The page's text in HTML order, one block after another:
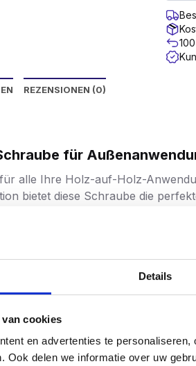
Details
cookies
en advertenties te
Ook delen we informatie over uw
REZENSIONEN (0)
für
alle Ihre Holz-auf-Holz-
bietet diese Schraube die
silberne
und Frost – ideal für
ist auchbei kleineren Schäden
Stahl
sind SilverMate Outdoor-
oder bei hoher Belastung. Sie